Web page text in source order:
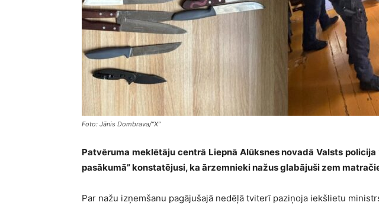
Foto: Jānis Dombrava/”X”
Patvēruma meklētāju centrā Liepnā Alūksnes novadā Valsts
pasākumā” konstatējusi, ka ārzemnieki nažus glabājuši zem
Par nažu izņemšanu pagājušajā nedēļā tviterī paziņoja iekšlietu